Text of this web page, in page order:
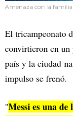
Amenaza con la familia
El tricampeonato
convirtieron en un
país y la ciudad
impulso se frenó.
"Messi es una de